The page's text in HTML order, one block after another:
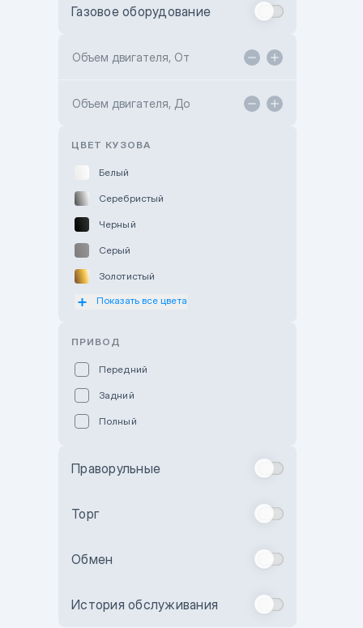
Toyota Kokshetau
Hyundai ShymCity
Газовое оборудование
Объем двигателя, От
Объем двигателя, До
ЦВЕТ КУЗОВА
Белый
Серебристый
Черный
Серый
Золотистый
Оранжевый
Бежевый
Комбинированный
Показать все цвета
ПРИВОД
Передний
Задний
Полный
Праворульные
Торг
Обмен
История обслуживания